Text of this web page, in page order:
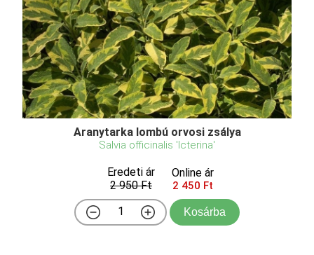
Aranytarka lombú orvosi zsálya
Salvia officinalis 'Icterina'
Eredeti ár
2 950 Ft
Online ár
2 450 Ft
Kosárba